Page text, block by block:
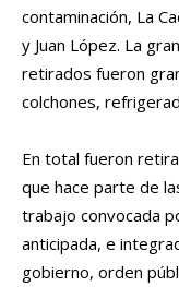
contaminación, La
y Juan López. La
retirados fueron
colchones,
En total fueron
que hace parte de
trabajo convocada
anticipada, e
gobierno, orden